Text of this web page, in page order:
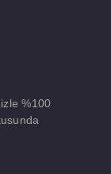
%100